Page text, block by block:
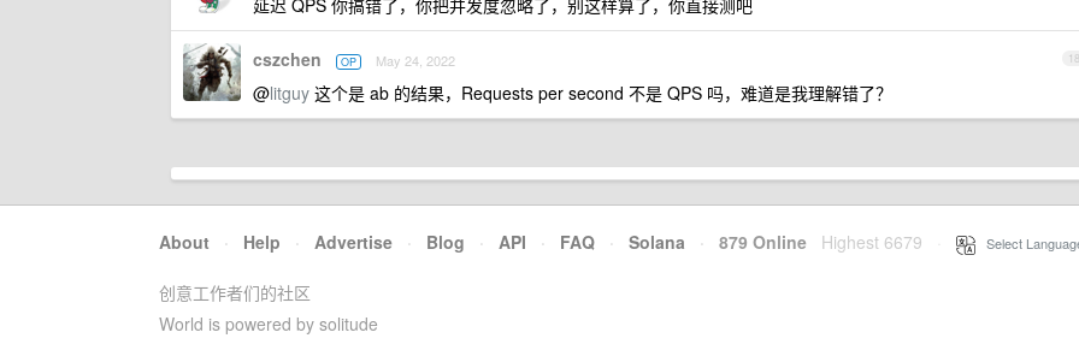
延迟 QPS 你搞错了，你把并发度忽略了，别这样算了，你直接测吧
18
cszchen OP May 24, 2022
@litguy 这个是 ab 的结果，Requests per second 不是 QPS 吗，难道是我理解错了？
About · Help · Advertise · Blog · API · FAQ · Solana · 879 Online Highest 6679 Select
创意工作者们的社区
World is powered by solitude